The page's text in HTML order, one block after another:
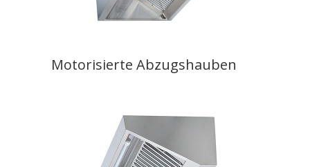
Motorisierte Abzugshauben